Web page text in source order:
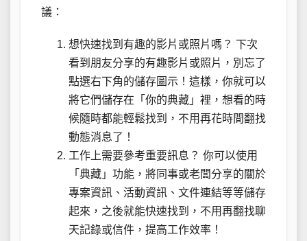
議：
想快速找到有趣的影片或照片嗎？ 下次
看到朋友分享的有趣影片或照片，別忘了
點選右下角的儲存圖示！這樣，你就可以
將它們儲存在「你的典藏」裡，想看的時
候隨時都能輕鬆找到，不用再花時間翻找
動態消息了！
工作上需要參考重要訊息？ 你可以使用
「典藏」功能，將同事或老闆分享的關於
專案資訊、活動資訊、文件連結等等儲存
起來，之後就能快速找到，不用再翻找聊
天記錄或信件，提高工作效率！